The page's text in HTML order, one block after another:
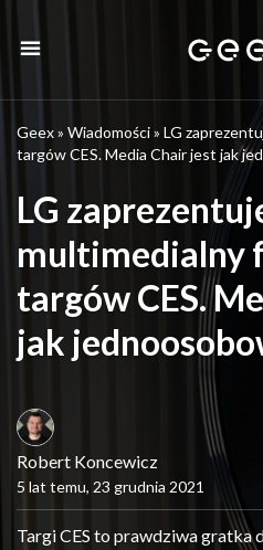
Geex» Wiadomości» LG
targów CES. Media Chair jest jak
LG
multimedialny
targów CES.
jak
Robert Koncewicz
5 lat temu, 23 grudnia 2021
Targi CES to prawdziwa gratka